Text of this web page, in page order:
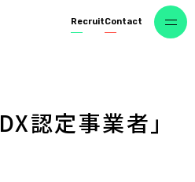
RecruitContact
DX認定事業者 」